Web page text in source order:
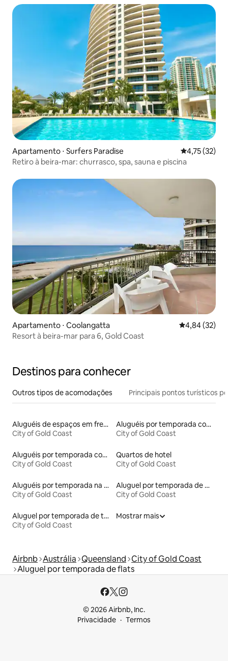
Apartamento ⋅ Surfers Paradise 4,75 de uma
4,75 (32)
Retiro à beira-mar: churrasco, spa, sauna e piscina
Apartamento ⋅ Coolangatta 4,84 de uma
4,84 (32)
Resort à beira-mar para 6, Gold Coast
Destinos para conhecer
Outros tipos de acomodações Principais pontos turísticos
Aluguéis de espaços em frente à praia
City of Gold Coast
Aluguéis por temporada com cama de altura acessível
City of Gold Coast
Aluguéis por temporada com sauna
City of Gold Coast
Quartos de hotel
City of Gold Coast
Aluguéis por temporada na orla
City of Gold Coast
Aluguel por temporada de microcasas
City of Gold Coast
Aluguel por temporada de townhouses
City of Gold Coast
Mostrar mais
Airbnb Austrália Queensland City of Gold Coast
Aluguel por temporada de flats
© 2026 Airbnb, Inc.
Privacidade
Termos